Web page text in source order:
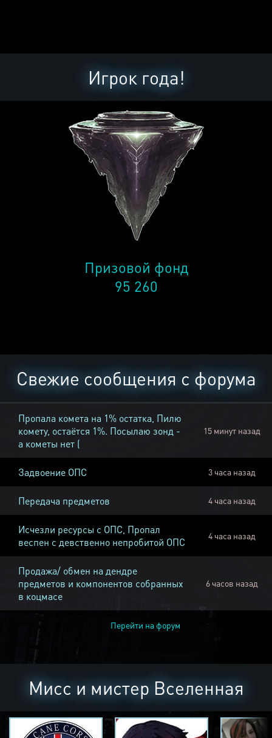
Игрок года!
Призовой фонд
95 260
Свежие сообщения с форума
Пропала комета на 1% остатка, Пилю
комету, остаётся 1%. Посылаю зонд -
а кометы нет (
15 минут назад
Задвоение ОПС 3 часа назад
Передача предметов 4 часа назад
Исчезли ресурсы с ОПС, Пропал
веспен с девственно непробитой ОПС
4 часа назад
Продажа/ обмен на дендре
предметов и компонентов собранных
в коцмасе
6 часов назад
Перейти на форум
Мисс и мистер Вселенная